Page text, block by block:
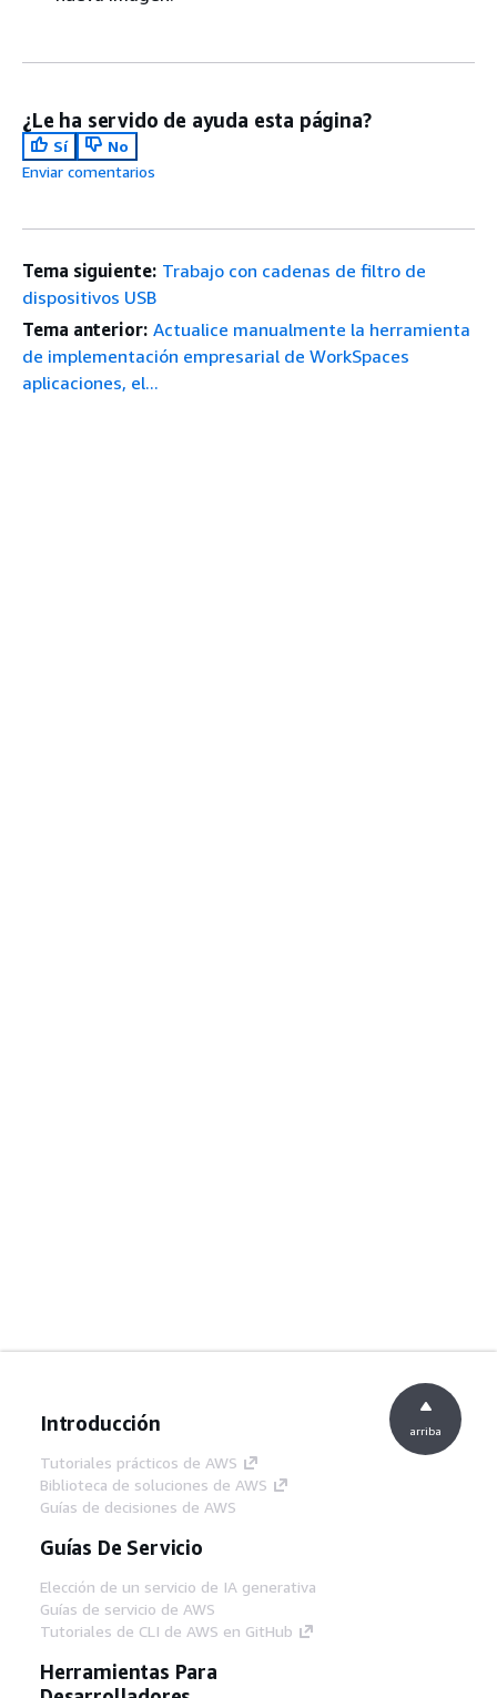
¿Le ha servido de ayuda esta página?
Sí
No
Enviar comentarios
Tema siguiente: Trabajo con cadenas de filtro de
dispositivos USB
Tema anterior: Actualice manualmente la herramienta
de implementación empresarial de WorkSpaces
aplicaciones, el...
Introducción
Tutoriales prácticos de AWS
Biblioteca de soluciones de AWS
Guías de decisiones de AWS
Guías De Servicio
Elección de un servicio de IA generativa
Guías de servicio de AWS
Tutoriales de CLI de AWS en GitHub
Herramientas Para
arriba